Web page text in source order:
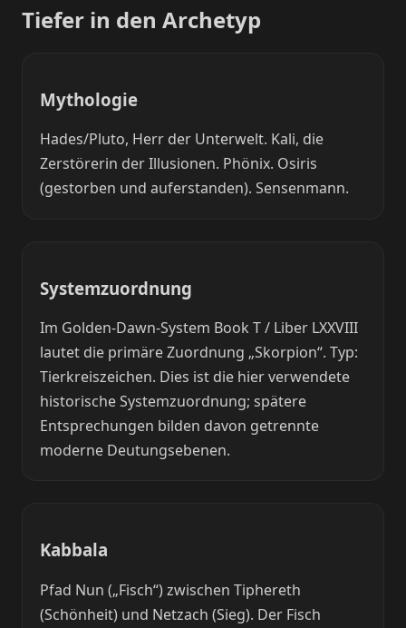
Tiefer in den Archetyp
Mythologie
Hades/Pluto, Herr der Unterwelt. Kali, die
Zerstörerin der Illusionen. Phönix. Osiris
(gestorben und auferstanden). Sensenmann.
Systemzuordnung
Im Golden-Dawn-System Book T / Liber LXXVIII
lautet die primäre Zuordnung „Skorpion“. Typ:
Tierkreiszeichen. Dies ist die hier verwendete
historische Systemzuordnung; spätere
Entsprechungen bilden davon getrennte
moderne Deutungsebenen.
Kabbala
Pfad Nun („Fisch“) zwischen Tiphereth
(Schönheit) und Netzach (Sieg). Der Fisch